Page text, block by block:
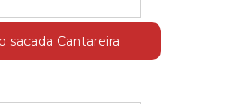
sacada Cantareira